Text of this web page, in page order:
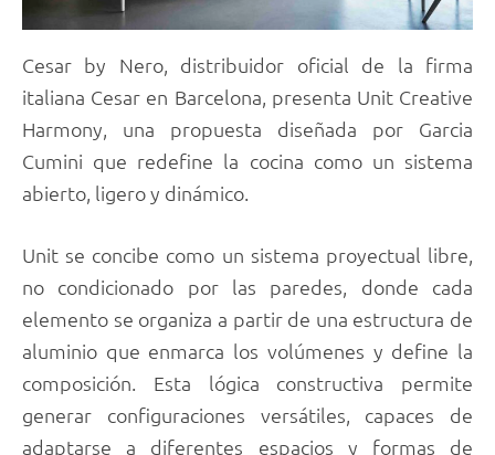
Cesar by Nero, distribuidor oficial de la firma
italiana Cesar en Barcelona, presenta Unit Creative
Harmony, una propuesta diseñada por Garcia
Cumini que redefine la cocina como un sistema
abierto, ligero y dinámico.
Unit se concibe como un sistema proyectual libre,
no condicionado por las paredes, donde cada
elemento se organiza a partir de una estructura de
aluminio que enmarca los volúmenes y define la
composición. Esta lógica constructiva permite
generar configuraciones versátiles, capaces de
adaptarse a diferentes espacios y formas de